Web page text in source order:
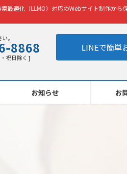
最適化（LLMO）対応のWebサイト制作から
。
8868
祝日除く ]
LINEで簡単
お知らせ お